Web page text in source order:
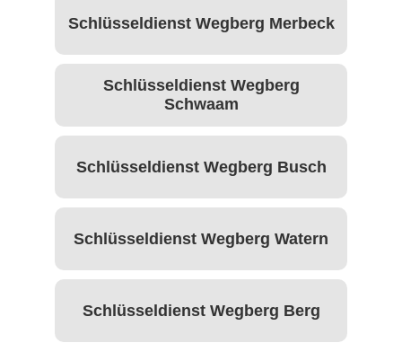
Schlüsseldienst Wegberg Merbeck
Schlüsseldienst Wegberg
Schwaam
Schlüsseldienst Wegberg Busch
Schlüsseldienst Wegberg Watern
Schlüsseldienst Wegberg Berg